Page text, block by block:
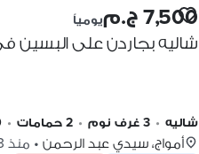
7,500 ج.م يومياً
شاليه بجاردن على البسين
شاليه • 3 غرف نوم • 2 حمامات •
أمواج، سيدي عبد الرحمن • منذ 3 أيام